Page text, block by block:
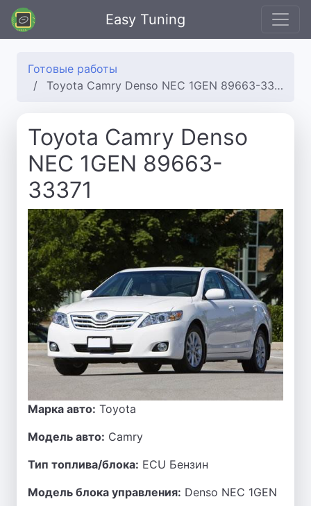
Easy Tuning
Готовые работы
Toyota Camry Denso NEC 1GEN 89663-33371
Toyota Camry Denso
NEC 1GEN 89663-
33371
Марка авто: Toyota
Модель авто: Camry
Тип топлива/блока: ECU Бензин
Модель блока управления: Denso NEC 1GEN